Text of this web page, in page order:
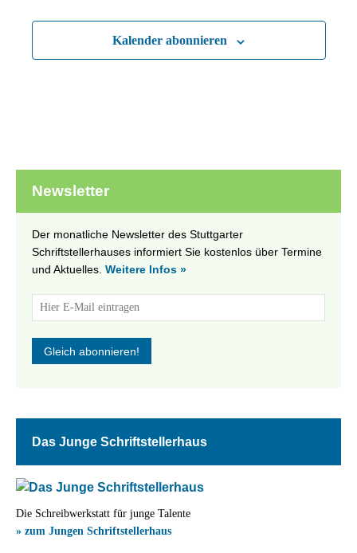
Kalender abonnieren
Newsletter
Der monatliche Newsletter des Stuttgarter
Schriftstellerhauses informiert Sie kostenlos über Termine
und Aktuelles. Weitere Infos »
Das Junge Schriftstellerhaus
Die Schreibwerkstatt für junge Talente
» zum Jungen Schriftstellerhaus